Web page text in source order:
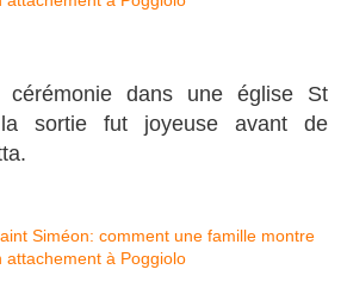
dans une église St
sortie fut joyeuse avant de